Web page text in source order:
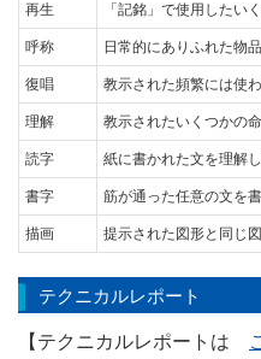
再生 「記銘」で使用したい
呼称 日常的にありふれた物
復唱 教示された頻繁には使
理解 教示されたいくつかの
読字 紙に書かれた文を理解し
書字 筋が通った任意の文を書
描画 提示された図形と同じ図
テクニカルレポート
【テクニカルレポートは